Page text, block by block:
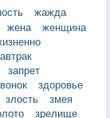
жажда
жена
женщина
запрет
здоровье
злость
змея
зрелище